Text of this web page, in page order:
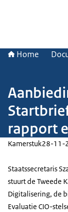
Home
rapport
Kamerstuk28-11-
Staatssecretaris
stuurt de Tweede
Digitalisering, de
Evaluatie CIO-